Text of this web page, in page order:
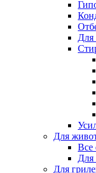
Для
Для
Все
Для
Для